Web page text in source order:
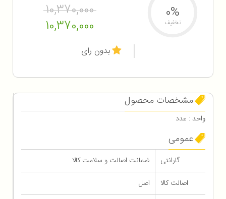
10,370,000
10,370,000
0%
تخفیف
بدون رای
مشخصات محصول
واحد : عدد
عمومی
گارانتی
ضمانت اصالت و سلامت کالا
اصالت کالا
اصل